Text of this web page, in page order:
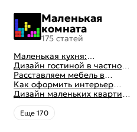
Маленькая
комната
175 статей
Маленькая кухня:
планировка, стили, цвет и
рисунок, реальные фото
Дизайн гостиной в частном
доме: 50 вариантов с фото
Расставляем мебель в
гостиной: главные правила
рациональной планировки
Как оформить интерьер
однокомнатной квартиры:
47 классных идей с фото
Дизайн маленьких квартир:
10 идей для дизайна
интерьера с фото
Eще 170